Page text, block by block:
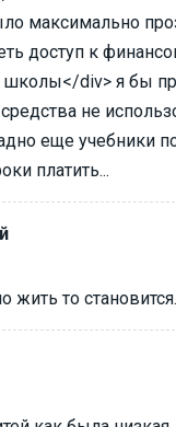
максимально
доступ к
школы</div> я бы
не
еще учебники
платить...
жить то